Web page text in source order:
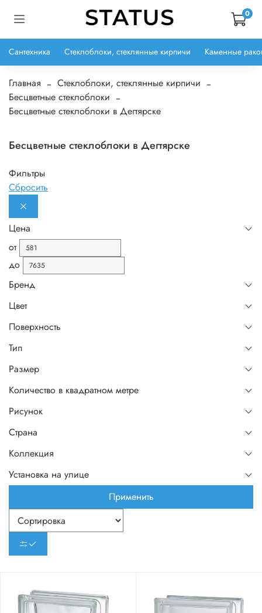
0
Сантехника Стеклоблоки, стеклянные кирпичи Каменные
Главная
Стеклоблоки, стеклянные кирпичи
Бесцветные стеклоблоки
Бесцветные стеклоблоки в Дегтярске
Бесцветные стеклоблоки в Дегтярске
Фильтры
Сбросить
Цена
от
до
Бренд
Цвет
Поверхность
Тип
Размер
Количество в квадратном метре
Рисунок
Страна
Коллекция
Установка на улице
Применить